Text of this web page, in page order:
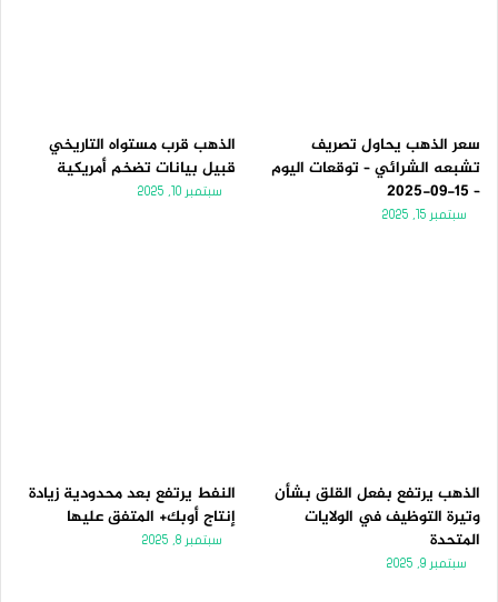
سعر الذهب يحاول تصريف
تشبعه الشرائي – توقعات اليوم
– 15-09-2025
سبتمبر 15, 2025
الذهب قرب مستواه التاريخي
قبيل بيانات تضخم أمريكية
سبتمبر 10, 2025
الذهب يرتفع بفعل القلق بشأن
وتيرة التوظيف في الولايات
المتحدة
سبتمبر 9, 2025
النفط يرتفع بعد محدودية زيادة
إنتاج أوبك+ المتفق عليها
سبتمبر 8, 2025